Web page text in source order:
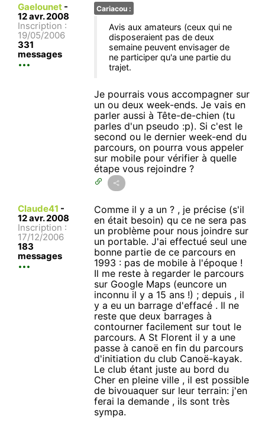
Gaelounet -
12 avr. 2008
Inscription :
19/05/2006
331
messages
Cariacou :
Avis aux amateurs (ceux qui ne
disposeraient pas de deux
semaine peuvent envisager de
ne participer qu'a une partie du
trajet.
Je pourrais vous accompagner sur
un ou deux week-ends. Je vais en
parler aussi à Tête-de-chien (tu
parles d'un pseudo :p). Si c'est le
second ou le dernier week-end du
parcours, on pourra vous appeler
sur mobile pour vérifier à quelle
étape vous rejoindre ?
Claude41 -
12 avr. 2008
Inscription :
17/12/2006
183
messages
Comme il y a un ? , je précise (s'il
en était besoin) qu ce ne sera pas
un problème pour nous joindre sur
un portable. J'ai effectué seul une
bonne partie de ce parcours en
1993 : pas de mobile à l'époque !
Il me reste à regarder le parcours
sur Google Maps (euncore un
inconnu il y a 15 ans !) ; depuis , il
y a eu un barrage d'effacé . Il ne
reste que deux barrages à
contourner facilement sur tout le
parcours. A St Florent il y a une
passe à canoë en fin du parcours
d'initiation du club Canoë-kayak.
Le club étant juste au bord du
Cher en pleine ville , il est possible
de bivouaquer sur leur terrain: j'en
ferai la demande , ils sont très
sympa.